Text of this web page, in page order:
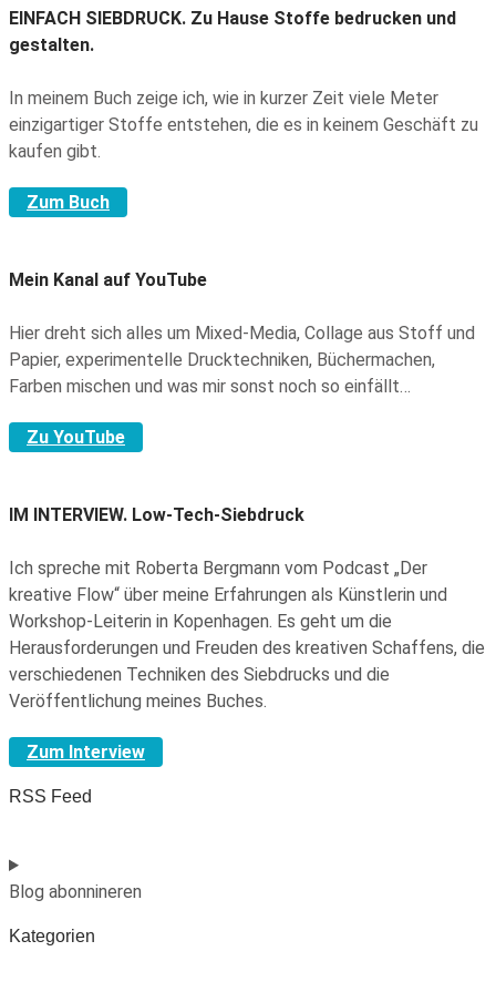
EINFACH SIEBDRUCK. Zu Hause Stoffe bedrucken und
gestalten.
In meinem Buch zeige ich, wie in kurzer Zeit viele Meter
einzigartiger Stoffe entstehen, die es in keinem Geschäft zu
kaufen gibt.
Zum Buch
Mein Kanal auf YouTube
Hier dreht sich alles um Mixed-Media, Collage aus Stoff und
Papier, experimentelle Drucktechniken, Büchermachen,
Farben mischen und was mir sonst noch so einfällt…
Zu YouTube
IM INTERVIEW. Low-Tech-Siebdruck
Ich spreche mit Roberta Bergmann vom Podcast „Der
kreative Flow“ über meine Erfahrungen als Künstlerin und
Workshop-Leiterin in Kopenhagen. Es geht um die
Herausforderungen und Freuden des kreativen Schaffens, die
verschiedenen Techniken des Siebdrucks und die
Veröffentlichung meines Buches.
Zum Interview
RSS Feed
Blog abonnineren
Kategorien